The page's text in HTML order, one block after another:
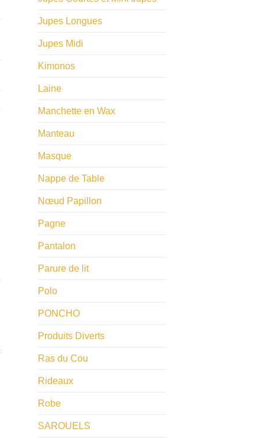
Jupes Longues
Jupes Midi
Kimonos
Laine
Manchette en Wax
Manteau
Masque
Nappe de Table
​Nœud Papillon
Pagne
Pantalon
Parure de lit
Polo
PONCHO
Produits Diverts
Ras du Cou
Rideaux
Robe
SAROUELS